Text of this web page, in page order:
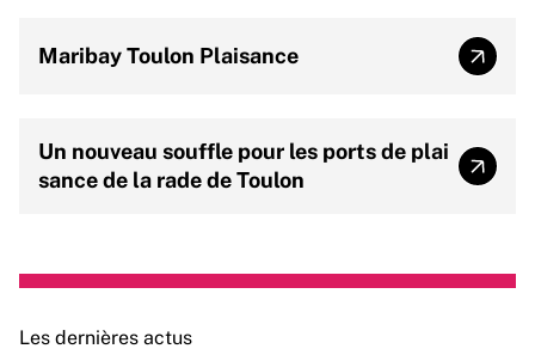
Maribay Toulon Plaisance
Un nouveau souffle pour les ports de plai
sance de la rade de Toulon
Un
Les dernières actus